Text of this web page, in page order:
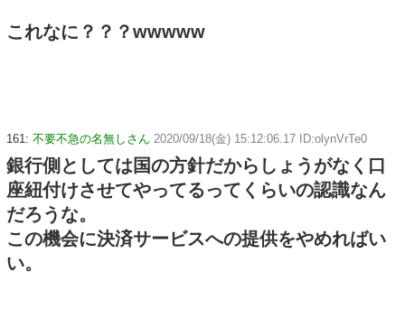
これなに？？？wwwww
161: 不要不急の名無しさん 2020/09/18(金) 15:12:06.17 ID:olynVrTe0
銀行側としては国の方針だからしょうがなく口
座紐付けさせてやってるってくらいの認識なん
だろうな。
この機会に決済サービスへの提供をやめればい
い。